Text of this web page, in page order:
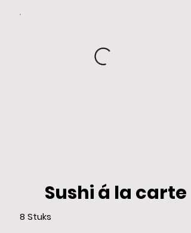
Sushi á la carte
8 Stuks